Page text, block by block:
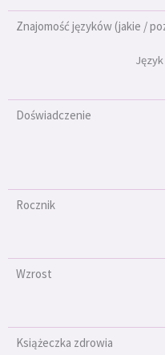
Znajomość języków (jakie /
Doświadczenie
Rocznik
Wzrost
Książeczka zdrowia